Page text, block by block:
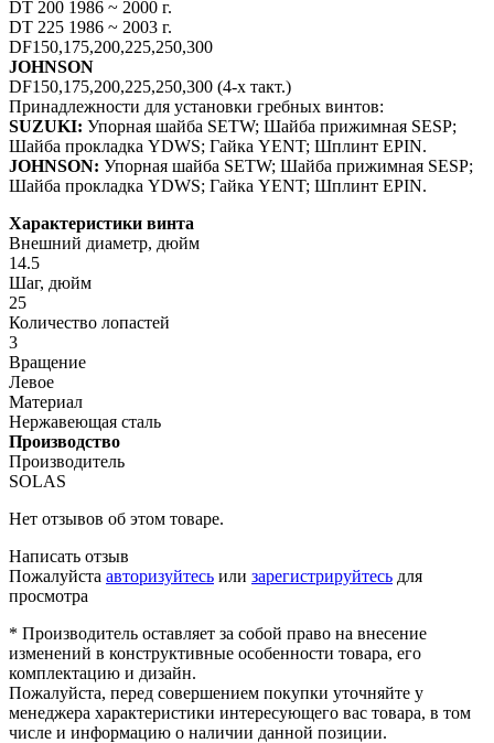
DT 200 1986 ~ 2000 г.
DT 225 1986 ~ 2003 г.
DF150,175,200,225,250,300
JOHNSON
DF150,175,200,225,250,300 (4-х такт.)
Принадлежности для установки гребных винтов:
SUZUKI: Упорная шайба SETW; Шайба прижимная SESP;
Шайба прокладка YDWS; Гайка YENT; Шплинт EPIN.
JOHNSON: Упорная шайба SETW; Шайба прижимная SESP;
Шайба прокладка YDWS; Гайка YENT; Шплинт EPIN.
Характеристики винта
Внешний диаметр, дюйм
14.5
Шаг, дюйм
25
Количество лопастей
3
Вращение
Левое
Материал
Нержавеющая сталь
Производство
Производитель
SOLAS
Нет отзывов об этом товаре.
Написать отзыв
Пожалуйста авторизуйтесь или зарегистрируйтесь для
просмотра
* Производитель оставляет за собой право на внесение
изменений в конструктивные особенности товара, его
комплектацию и дизайн.
Пожалуйста, перед совершением покупки уточняйте у
менеджера характеристики интересующего вас товара, в том
числе и информацию о наличии данной позиции.